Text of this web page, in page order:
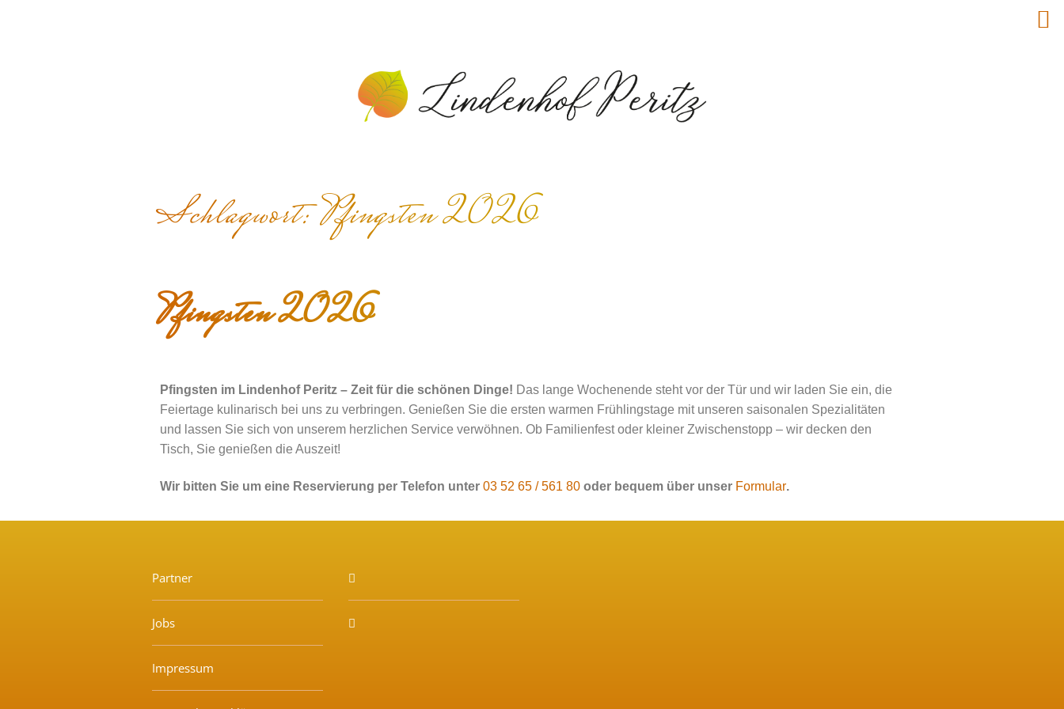
Schlagwort:Pfingsten 2026
Pfingsten 2026
Pfingsten im Lindenhof Peritz – Zeit für die schönen Dinge! Das lange Wochenende steht vor der Tür und wir laden Sie ein, die
Feiertage kulinarisch bei uns zu verbringen. Genießen Sie die ersten warmen Frühlingstage mit unseren saisonalen Spezialitäten
und lassen Sie sich von unserem herzlichen Service verwöhnen. Ob Familienfest oder kleiner Zwischenstopp – wir decken den
Tisch, Sie genießen die Auszeit!
Wir bitten Sie um eine Reservierung per Telefon unter 03 52 65 / 561 80 oder bequem über unser Formular.
Partner
Jobs
Impressum